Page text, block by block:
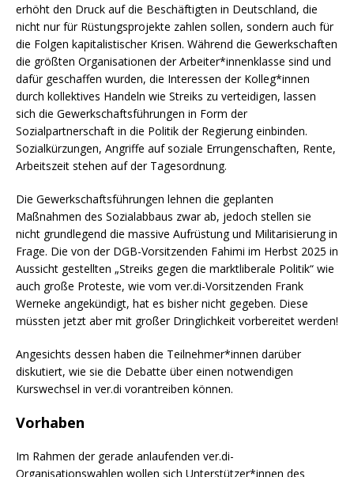
erhöht den Druck auf die Beschäftigten in Deutschland, die
nicht nur für Rüstungsprojekte zahlen sollen, sondern auch für
die Folgen kapitalistischer Krisen. Während die Gewerkschaften
die größten Organisationen der Arbeiter*innenklasse sind und
dafür geschaffen wurden, die Interessen der Kolleg*innen
durch kollektives Handeln wie Streiks zu verteidigen, lassen
sich die Gewerkschaftsführungen in Form der
Sozialpartnerschaft in die Politik der Regierung einbinden.
Sozialkürzungen, Angriffe auf soziale Errungenschaften, Rente,
Arbeitszeit stehen auf der Tagesordnung.
Die Gewerkschaftsführungen lehnen die geplanten
Maßnahmen des Sozialabbaus zwar ab, jedoch stellen sie
nicht grundlegend die massive Aufrüstung und Militarisierung in
Frage. Die von der DGB-Vorsitzenden Fahimi im Herbst 2025 in
Aussicht gestellten „Streiks gegen die marktliberale Politik“ wie
auch große Proteste, wie vom ver.di-Vorsitzenden Frank
Werneke angekündigt, hat es bisher nicht gegeben. Diese
müssten jetzt aber mit großer Dringlichkeit vorbereitet werden!
Angesichts dessen haben die Teilnehmer*innen darüber
diskutiert, wie sie die Debatte über einen notwendigen
Kurswechsel in ver.di vorantreiben können.
Vorhaben
Im Rahmen der gerade anlaufenden ver.di-
Organisationswahlen wollen sich Unterstützer*innen des